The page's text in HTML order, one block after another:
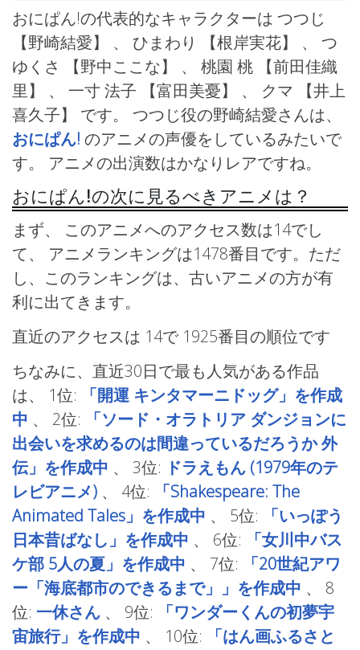
おにぱん!の代表的なキャラクターは つつじ
【野崎結愛】 、 ひまわり
【根岸実花】 、 つ
ゆくさ
【野中ここな】 、 桃園 桃
【前田佳織
里】 、 一寸 法子
【富田美憂】 、 クマ
【井上
喜久子】 です。 つつじ役の野崎結愛さんは、
おにぱん! のアニメの声優をしているみたいで
す。 アニメの出演数はかなりレアですね。
おにぱん!の次に見るべきアニメは？
まず、 このアニメへのアクセス数は14でし
て、 アニメランキングは1478番目です。ただ
し、このランキングは、古いアニメの方が有
利に出てきます。
直近のアクセスは 14で 1925番目の順位です
ちなみに、直近30日で最も人気がある作品
は、 1位:
「開運 キンタマーニドッグ」を作成
中 、 2位:
「ソード・オラトリア ダンジョンに
出会いを求めるのは間違っているだろうか 外
伝」を作成中 、 3位: ドラえもん (1979年のテ
レビアニメ) 、 4位:
「Shakespeare: The
Animated Tales」を作成中 、 5位:
「いっぽう
日本昔ばなし」を作成中 、 6位:
「女川中バス
ケ部 5人の夏」を作成中 、 7位:
「20世紀アワ
ー「海底都市のできるまで」」を作成中 、 8
位: 一休さん 、 9位:
「ワンダーくんの初夢宇
宙旅行」を作成中 、 10位:
「はん画ふるさと